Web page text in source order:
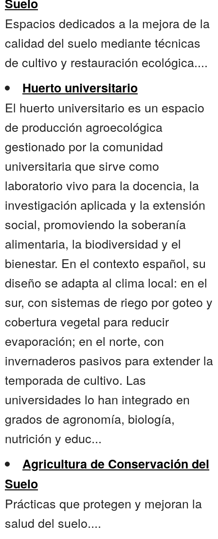
Espacios dedicados a la mejora de la
calidad del suelo mediante técnicas
de cultivo y restauración ecológica....
Huerto universitario
El huerto universitario es un espacio
de producción agroecológica
gestionado por la comunidad
universitaria que sirve como
laboratorio vivo para la docencia, la
investigación aplicada y la extensión
social, promoviendo la soberanía
alimentaria, la biodiversidad y el
bienestar. En el contexto español, su
diseño se adapta al clima local: en el
sur, con sistemas de riego por goteo y
cobertura vegetal para reducir
evaporación; en el norte, con
invernaderos pasivos para extender la
temporada de cultivo. Las
universidades lo han integrado en
grados de agronomía, biología,
nutrición y educ...
Agricultura de Conservación del
Suelo
Prácticas que protegen y mejoran la
salud del suelo....